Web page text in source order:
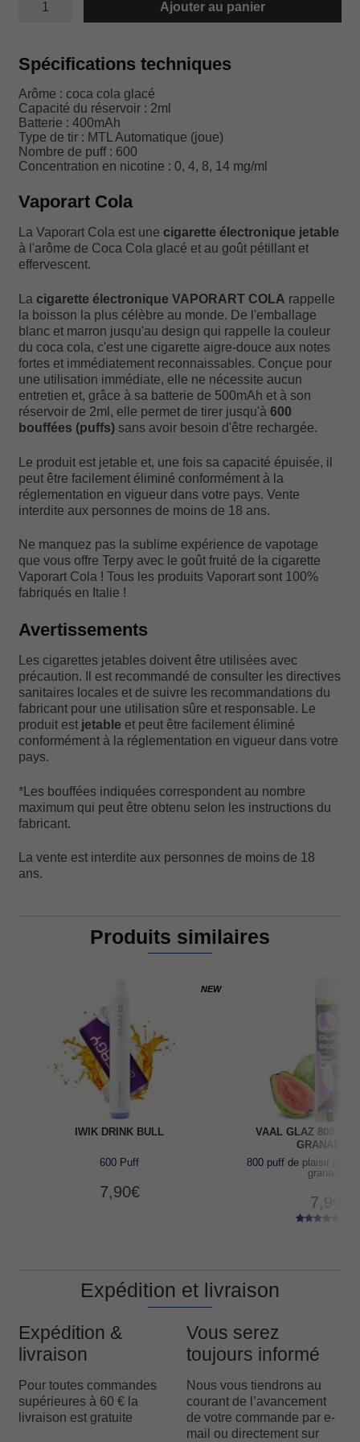
VAPORART
Ajouter au panier
Spécifications techniques
Arôme : coca cola glacé
Capacité du réservoir : 2ml
Batterie : 400mAh
Type de tir : MTL Automatique (joue)
Nombre de puff : 600
Concentration en nicotine : 0, 4, 8, 14 mg/ml
Vaporart Cola
La Vaporart Cola est une cigarette électronique jetable
à l'arôme de Coca Cola glacé et au goût pétillant et
effervescent.
La cigarette électronique VAPORART COLA rappelle
la boisson la plus célèbre au monde. De l'emballage
blanc et marron jusqu'au design qui rappelle la couleur
du coca cola, c'est une cigarette aigre-douce aux notes
fortes et immédiatement reconnaissables. Conçue pour
une utilisation immédiate, elle ne nécessite aucun
entretien et, grâce à sa batterie de 500mAh et à son
réservoir de 2ml, elle permet de tirer jusqu'à 600
bouffées (puffs)sans avoir besoin d'être rechargée.
Le produit est jetable et, une fois sa capacité épuisée, il
peut être facilement éliminé conformément à la
réglementation en vigueur dans votre pays. Vente
interdite aux personnes de moins de 18 ans.
Ne manquez pas la sublime expérience de vapotage
que vous offre Terpy avec le goût fruité de la cigarette
Vaporart Cola ! Tous les produits Vaporart sont 100%
fabriqués en Italie !
Avertissements
Les cigarettes jetables doivent être utilisées avec
précaution. Il est recommandé de consulter les directives
sanitaires locales et de suivre les recommandations du
fabricant pour une utilisation sûre et responsable. Le
produit est jetable et peut être facilement éliminé
conformément à la réglementation en vigueur dans votre
pays.
*Les bouffées indiquées correspondent au nombre
maximum qui peut être obtenu selon les instructions du
fabricant.
La vente est interdite aux personnes de moins de 18
ans.
Produits similaires
NEW
IWIK DRINK BULL
600 Puff
7,90€
VAAL GLAZ 800
800 puff de plaisir pur
granadilla
7,90
Expédition et livraison
Expédition &
livraison
Pour toutes commandes
supérieures à 60 € la
livraison est gratuite
Vous serez
toujours informé
Nous vous tiendrons au
courant de l’avancement
de votre commande par e-
mail ou directement sur